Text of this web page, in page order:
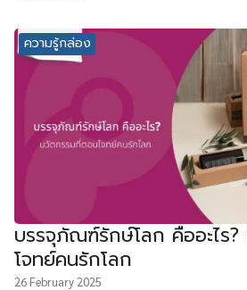
ความรู้กล่อง
บรรจุภัณฑ์รักษ์โลก คืออะไร
โจทย์คนรักโลก
26 February 2025